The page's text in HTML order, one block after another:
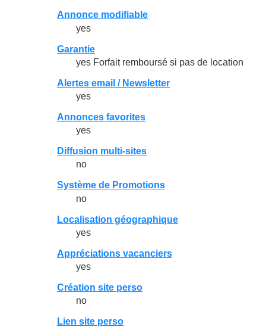
Annonce modifiable
yes
Garantie
yes Forfait remboursé si pas de location
Alertes email / Newsletter
yes
Annonces favorites
yes
Diffusion multi-sites
no
Système de Promotions
no
Localisation géographique
yes
Appréciations vacanciers
yes
Création site perso
no
Lien site perso